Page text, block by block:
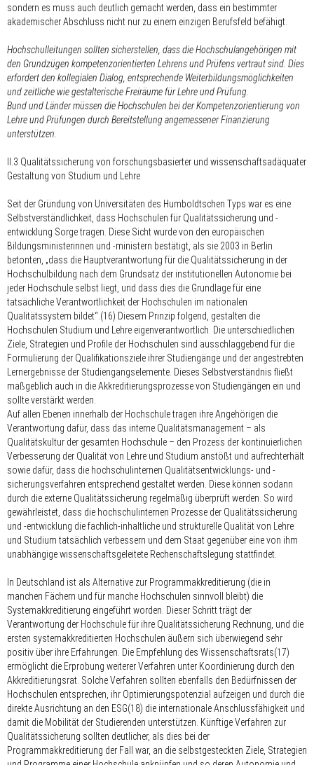
sondern es muss auch deutlich gemacht werden, dass ein bestimmter
akademischer Abschluss nicht nur zu einem einzigen Berufsfeld befähigt.
Hochschulleitungen sollten sicherstellen, dass die Hochschulangehörigen mit
den Grundzügen kompetenzorientierten Lehrens und Prüfens vertraut sind. Dies
erfordert den kollegialen Dialog, entsprechende Weiterbildungsmöglichkeiten
und zeitliche wie gestalterische Freiräume für Lehre und Prüfung.
Bund und Länder müssen die Hochschulen bei der Kompetenzorientierung von
Lehre und Prüfungen durch Bereitstellung angemessener Finanzierung
unterstützen.
II.3 Qualitätssicherung von forschungsbasierter und wissenschaftsadäquater
Gestaltung von Studium und Lehre
Seit der Gründung von Universitäten des Humboldtschen Typs war es eine
Selbstverständlichkeit, dass Hochschulen für Qualitätssicherung und -
entwicklung Sorge tragen. Diese Sicht wurde von den europäischen
Bildungsministerinnen und -ministern bestätigt, als sie 2003 in Berlin
betonten, „dass die Hauptverantwortung für die Qualitätssicherung in der
Hochschulbildung nach dem Grundsatz der institutionellen Autonomie bei
jeder Hochschule selbst liegt, und dass dies die Grundlage für eine
tatsächliche Verantwortlichkeit der Hochschulen im nationalen
Qualitätssystem bildet“.(16) Diesem Prinzip folgend, gestalten die
Hochschulen Studium und Lehre eigenverantwortlich. Die unterschiedlichen
Ziele, Strategien und Profile der Hochschulen sind ausschlaggebend für die
Formulierung der Qualifikationsziele ihrer Studiengänge und der angestrebten
Lernergebnisse der Studiengangselemente. Dieses Selbstverständnis fließt
maßgeblich auch in die Akkreditierungsprozesse von Studiengängen ein und
sollte verstärkt werden.
Auf allen Ebenen innerhalb der Hochschule tragen ihre Angehörigen die
Verantwortung dafür, dass das interne Qualitätsmanagement – als
Qualitätskultur der gesamten Hochschule – den Prozess der kontinuierlichen
Verbesserung der Qualität von Lehre und Studium anstößt und aufrechterhält
sowie dafür, dass die hochschulinternen Qualitätsentwicklungs- und -
sicherungsverfahren entsprechend gestaltet werden. Diese können sodann
durch die externe Qualitätssicherung regelmäßig überprüft werden. So wird
gewährleistet, dass die hochschulinternen Prozesse der Qualitätssicherung
und -entwicklung die fachlich-inhaltliche und strukturelle Qualität von Lehre
und Studium tatsächlich verbessern und dem Staat gegenüber eine von ihm
unabhängige wissenschaftsgeleitete Rechenschaftslegung stattfindet.
In Deutschland ist als Alternative zur Programmakkreditierung (die in
manchen Fächern und für manche Hochschulen sinnvoll bleibt) die
Systemakkreditierung eingeführt worden. Dieser Schritt trägt der
Verantwortung der Hochschule für ihre Qualitätssicherung Rechnung, und die
ersten systemakkreditierten Hochschulen äußern sich überwiegend sehr
positiv über ihre Erfahrungen. Die Empfehlung des Wissenschaftsrats(17)
ermöglicht die Erprobung weiterer Verfahren unter Koordinierung durch den
Akkreditierungsrat. Solche Verfahren sollten ebenfalls den Bedürfnissen der
Hochschulen entsprechen, ihr Optimierungspotenzial aufzeigen und durch die
direkte Ausrichtung an den ESG(18) die internationale Anschlussfähigkeit und
damit die Mobilität der Studierenden unterstützen. Künftige Verfahren zur
Qualitätssicherung sollten deutlicher, als dies bei der
Programmakkreditierung der Fall war, an die selbstgesteckten Ziele, Strategien